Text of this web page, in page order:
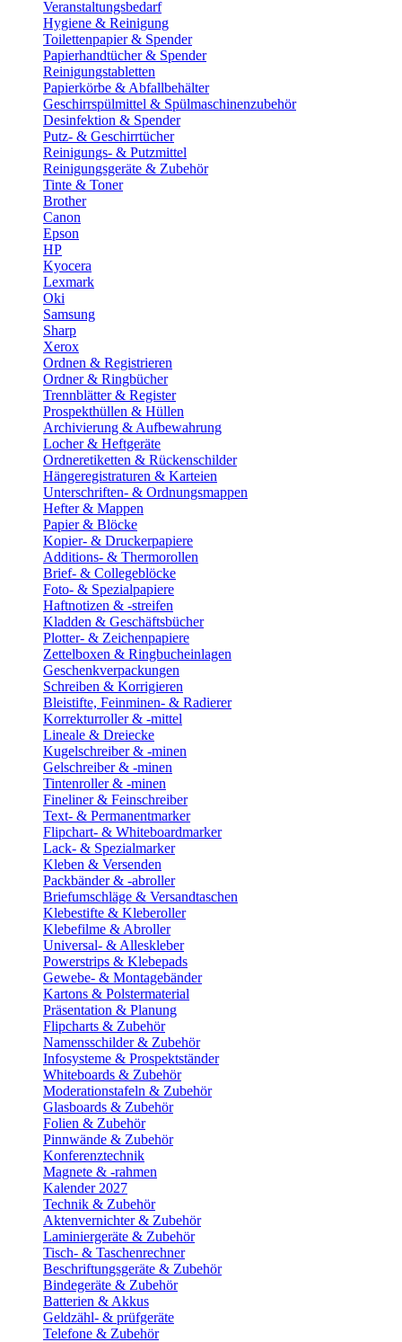
Veranstaltungsbedarf
Hygiene & Reinigung
Toilettenpapier & Spender
Papierhandtücher & Spender
Reinigungstabletten
Papierkörbe & Abfallbehälter
Geschirrspülmittel & Spülmaschinenzubehör
Desinfektion & Spender
Putz- & Geschirrtücher
Reinigungs- & Putzmittel
Reinigungsgeräte & Zubehör
Tinte & Toner
Brother
Canon
Epson
HP
Kyocera
Lexmark
Oki
Samsung
Sharp
Xerox
Ordnen & Registrieren
Ordner & Ringbücher
Trennblätter & Register
Prospekthüllen & Hüllen
Archivierung & Aufbewahrung
Locher & Heftgeräte
Ordneretiketten & Rückenschilder
Hängeregistraturen & Karteien
Unterschriften- & Ordnungsmappen
Hefter & Mappen
Papier & Blöcke
Kopier- & Druckerpapiere
Additions- & Thermorollen
Brief- & Collegeblöcke
Foto- & Spezialpapiere
Haftnotizen & -streifen
Kladden & Geschäftsbücher
Plotter- & Zeichenpapiere
Zettelboxen & Ringbucheinlagen
Geschenkverpackungen
Schreiben & Korrigieren
Bleistifte, Feinminen- & Radierer
Korrekturroller & -mittel
Lineale & Dreiecke
Kugelschreiber & -minen
Gelschreiber & -minen
Tintenroller & -minen
Fineliner & Feinschreiber
Text- & Permanentmarker
Flipchart- & Whiteboardmarker
Lack- & Spezialmarker
Kleben & Versenden
Packbänder & -abroller
Briefumschläge & Versandtaschen
Klebestifte & Kleberoller
Klebefilme & Abroller
Universal- & Alleskleber
Powerstrips & Klebepads
Gewebe- & Montagebänder
Kartons & Polstermaterial
Präsentation & Planung
Flipcharts & Zubehör
Namensschilder & Zubehör
Infosysteme & Prospektständer
Whiteboards & Zubehör
Moderationstafeln & Zubehör
Glasboards & Zubehör
Folien & Zubehör
Pinnwände & Zubehör
Konferenztechnik
Magnete & -rahmen
Kalender 2027
Technik & Zubehör
Aktenvernichter & Zubehör
Laminiergeräte & Zubehör
Tisch- & Taschenrechner
Beschriftungsgeräte & Zubehör
Bindegeräte & Zubehör
Batterien & Akkus
Geldzähl- & prüfgeräte
Telefone & Zubehör